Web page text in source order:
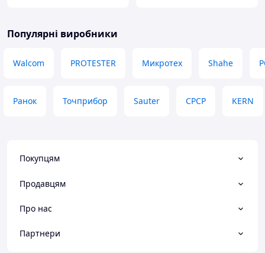
Популярні виробники
Walcom PROTESTER Микротех Shahe
Ранок Точприбор Sauter СРСР KERN
Покупцям
Продавцям
Про нас
Партнери